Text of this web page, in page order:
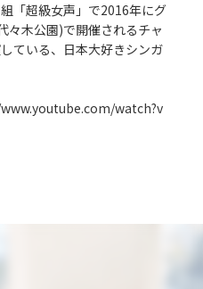
「超級女声」で2016年にグ
々木公園)で開催されるチャ
ている、日本大好きシンガ
watch?v